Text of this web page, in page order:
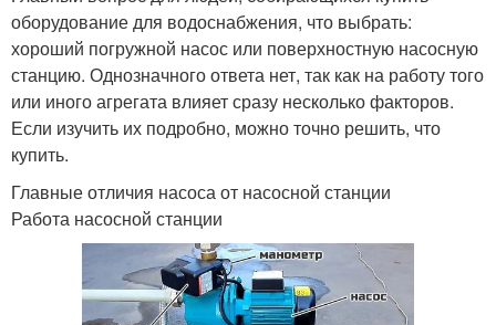
оборудование для водоснабжения, что выбрать:
хороший погружной насос или поверхностную насосную
станцию. Однозначного ответа нет, так как на работу того
или иного агрегата влияет сразу несколько факторов.
Если изучить их подробно, можно точно решить, что
купить.
Главные отличия насоса от насосной станции
Работа насосной станции